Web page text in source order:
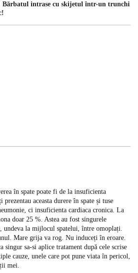
Bărbatul intrase cu skijetul într-un trunchi
în spate poate fi de la insuficienta
aceasta durere în spate și tuse
ci insuficienta cardiaca cronica. La
doar 25 %. Astea au fost singurele
undeva la mijlocul spatelui, între omoplați.
Mare grija va rog. Nu induceți în eroare.
singur sa-si aplice tratament după cele scrise
cauze, unele care pot pune viata în pericol,
mei.